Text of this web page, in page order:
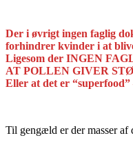
Der i øvrigt ingen faglig
forhindrer kvinder i at
Ligesom der INGEN
AT POLLEN GIVER
Eller at det er “superfood”
Til gengæld er der masser af